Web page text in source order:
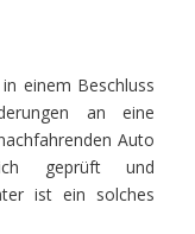
einem Beschluss
an eine
Auto
geprüft und
ist ein solches